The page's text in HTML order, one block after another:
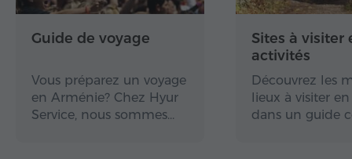
Guide de voyage
Vous préparez un voyage
en Arménie? Chez Hyur
Service, nous sommes…
Sites à visiter
activités
Découvrez les
lieux à visiter
dans un guide